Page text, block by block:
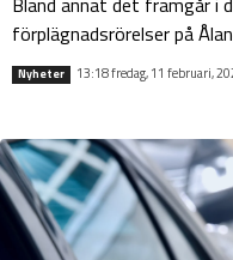
förplägnadsrörelser på
Nyheter 13:18 fredag, 11 februari,